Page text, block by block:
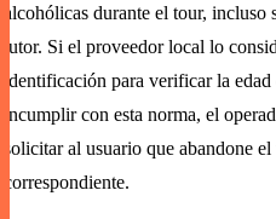
alcohólicas durante el tour,
tutor. Si el proveedor local lo
identificación para verificar la
incumplir con esta norma, el
solicitar al usuario que abandone
correspondiente.